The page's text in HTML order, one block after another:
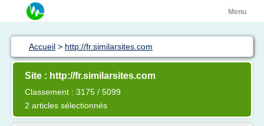
Menu
Accueil > http://fr.similarsites.com
Site : http://fr.similarsites.com
Classement : 3175 / 5099
2 articles sélectionnés